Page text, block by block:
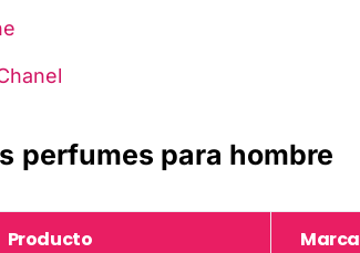
perfumes para hombre
Producto Marca